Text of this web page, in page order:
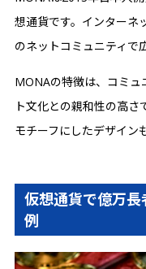
想通貨です。インターネ
のネットコミュニティで
MONAの特徴は、コミュ
ト文化との親和性の高さ
モチーフにしたデザイン
仮想通貨で億万
例